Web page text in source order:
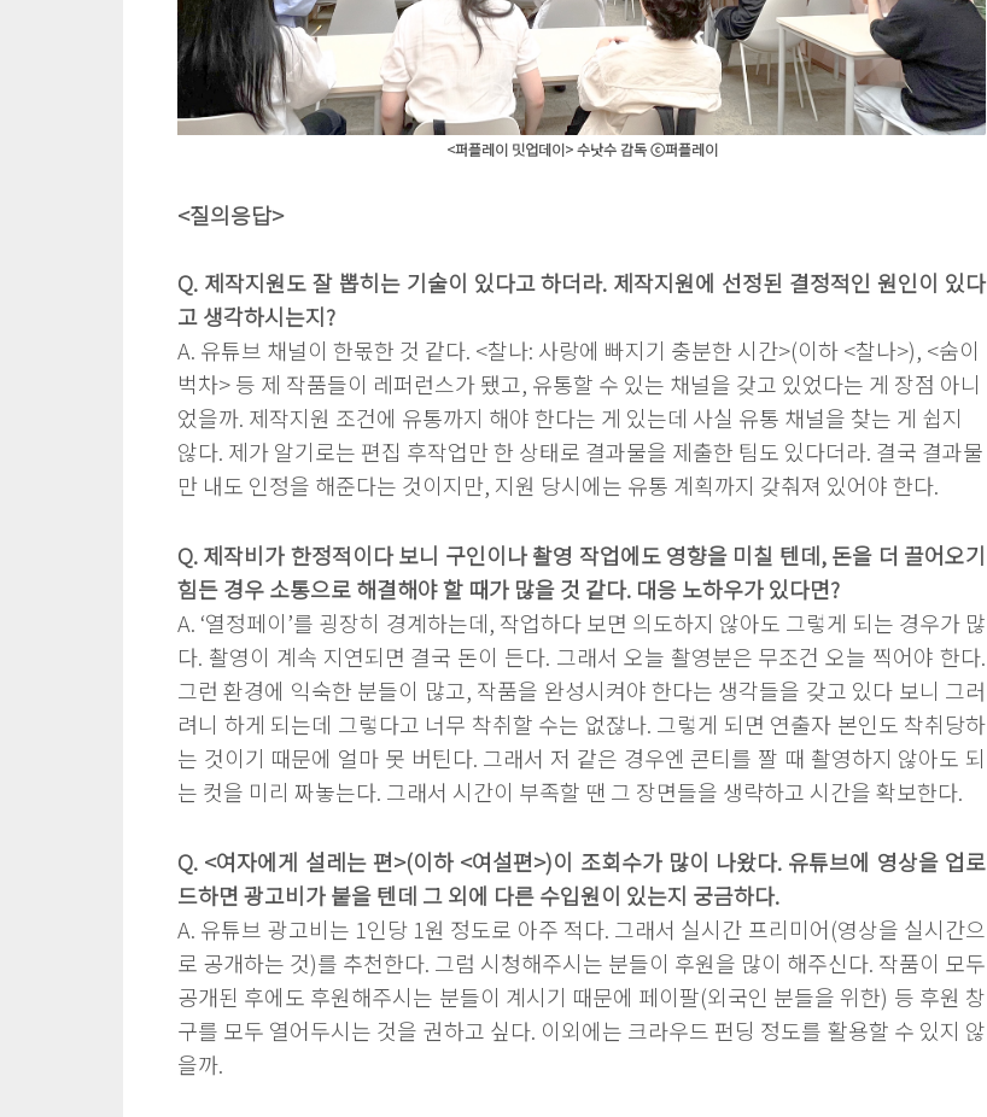
<퍼플레이 밋업데이> 수낫수 감독 ⓒ퍼플레이
<질의응답>
Q. 제작지원도 잘 뽑히는 기술이 있다고 하더라. 제작지원에 선정된 결정적인 원인이 있다
고 생각하시는지?
A. 유튜브 채널이 한몫한 것 같다. <찰나: 사랑에 빠지기 충분한 시간>(이하 <찰나>), <숨이
벅차> 등 제 작품들이 레퍼런스가 됐고, 유통할 수 있는 채널을 갖고 있었다는 게 장점 아니
었을까. 제작지원 조건에 유통까지 해야 한다는 게 있는데 사실 유통 채널을 찾는 게 쉽지
않다. 제가 알기로는 편집 후작업만 한 상태로 결과물을 제출한 팀도 있다더라. 결국 결과물
만 내도 인정을 해준다는 것이지만, 지원 당시에는 유통 계획까지 갖춰져 있어야 한다.
Q. 제작비가 한정적이다 보니 구인이나 촬영 작업에도 영향을 미칠 텐데, 돈을 더 끌어오기
힘든 경우 소통으로 해결해야 할 때가 많을 것 같다. 대응 노하우가 있다면?
A. ‘열정페이’를 굉장히 경계하는데, 작업하다 보면 의도하지 않아도 그렇게 되는 경우가 많
다. 촬영이 계속 지연되면 결국 돈이 든다. 그래서 오늘 촬영분은 무조건 오늘 찍어야 한다.
그런 환경에 익숙한 분들이 많고, 작품을 완성시켜야 한다는 생각들을 갖고 있다 보니 그러
려니 하게 되는데 그렇다고 너무 착취할 수는 없잖나. 그렇게 되면 연출자 본인도 착취당하
는 것이기 때문에 얼마 못 버틴다. 그래서 저 같은 경우엔 콘티를 짤 때 촬영하지 않아도 되
는 컷을 미리 짜놓는다. 그래서 시간이 부족할 땐 그 장면들을 생략하고 시간을 확보한다.
Q. <여자에게 설레는 편>(이하 <여설편>)이 조회수가 많이 나왔다. 유튜브에 영상을 업로
드하면 광고비가 붙을 텐데 그 외에 다른 수입원이 있는지 궁금하다.
A. 유튜브 광고비는 1인당 1원 정도로 아주 적다. 그래서 실시간 프리미어(영상을 실시간으
로 공개하는 것)를 추천한다. 그럼 시청해주시는 분들이 후원을 많이 해주신다. 작품이 모두
공개된 후에도 후원해주시는 분들이 계시기 때문에 페이팔(외국인 분들을 위한) 등 후원 창
구를 모두 열어두시는 것을 권하고 싶다. 이외에는 크라우드 펀딩 정도를 활용할 수 있지 않
을까.